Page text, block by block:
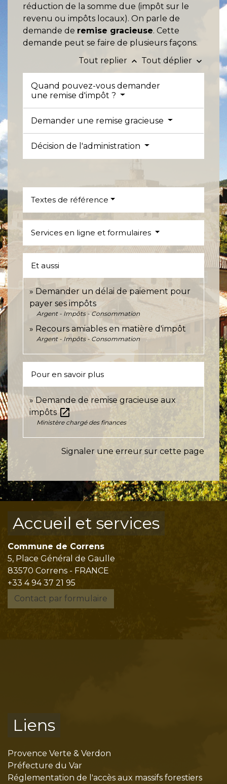
réduction de la somme due (impôt sur le
revenu ou impôts locaux). On parle de
demande de remise gracieuse. Cette
demande peut se faire de plusieurs façons.
Tout replier keyboard_arrow_up Tout déplier keyboard_arrow_down
Quand pouvez-vous demander
une remise d'impôt ?
Demander une remise gracieuse
Décision de l'administration
Textes de référence
Services en ligne et formulaires
Et aussi
Demander un délai de paiement pour
payer ses impôts
Argent - Impôts - Consommation
Recours amiables en matière d'impôt
Argent - Impôts - Consommation
Pour en savoir plus
Demande de remise gracieuse aux
impôtsopen_in_new
Ministère chargé des finances
Signaler une erreur sur cette page
Accueil et services
Commune de Correns
5, Place Général de Gaulle
83570 Correns - FRANCE
+33 4 94 37 21 95
Contact par formulaire
Liens
Provence Verte & Verdon
Préfecture du Var
Réglementation de l'accès aux massifs forestiers